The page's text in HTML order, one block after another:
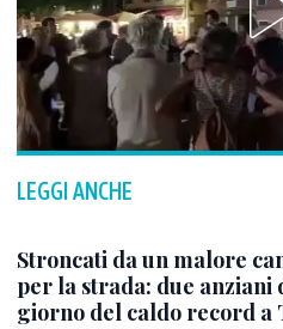
LEGGI ANCHE
Stroncati da un malore
per la strada: due anziani
giorno del caldo record a